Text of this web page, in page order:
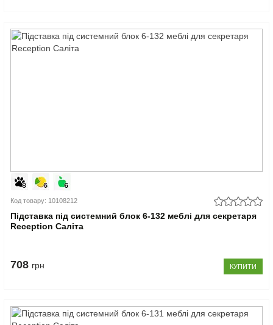
Код товару: 10108212
Підставка під системний блок 6-132 меблі для секретаря
Reception Саліта
708 грн КУПИТИ